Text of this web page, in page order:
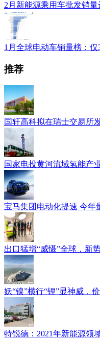
2月新能源乘用车批发销量
1月全球电动车销量榜：
推荐
国轩高科拟在瑞士交易所
国家电投黄河流域氢能产
宝马集团电动化提速 今年
出口猛增“威慑”全球，新
妖“镍”横行“锂”显神威，
特锐德：2021年新能源领